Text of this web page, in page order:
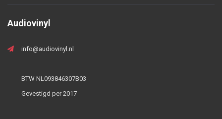
Audiovinyl
info@audiovinyl.nl
BTW NL093846307B03
Gevestigd per 2017